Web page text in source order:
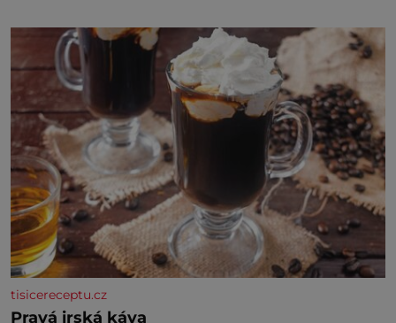
jednoduchost, měkkost a bezpečí, proto by pokoj
miminka měl působit především klidně a útulně.
Předškolní věk je
tisicereceptu.cz
Pravá irská káva